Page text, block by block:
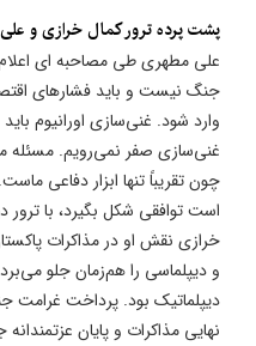
​پشت پرده ترور کمال خرازی و علی
علی مطهری طی مصاحبه ای اعلام
جنگ نیست و باید فشارهای
وارد شود. غنی‌سازی اورانیوم باید
غنی‌سازی صفر نمی‌رویم. مسئله
چون تقریباً تنها ابزار دفاعی
است توافقی شکل بگیرد، با ترور
خرازی نقش او در مذاکرات
و دیپلماسی را هم‌زمان جلو
دیپلماتیک بود. پرداخت غرامت
نهایی مذاکرات و پایان